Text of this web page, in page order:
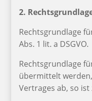
2.
Rechtsgrundlage
Abs. 1 lit. a DSGVO.
Rechtsgrundlage
übermittelt werden,
Vertrages ab, so